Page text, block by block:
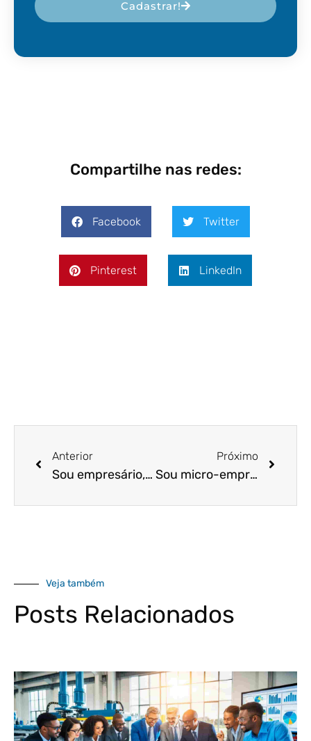
Cadastrar!
Compartilhe nas redes:
Facebook Twitter
Pinterest LinkedIn
Anterior
Sou empresário, como posso negociar salário dos empregados?
Próximo
Sou micro-empresário, como posso me beneficiar das novas linhas de crédito? Como faço?
Veja também
Posts Relacionados